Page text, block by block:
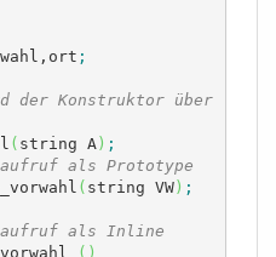
vorwahl,ort
;
der Konstruktor über
( string A) ;
als Prototype
( string VW) ;
als Inline
( )